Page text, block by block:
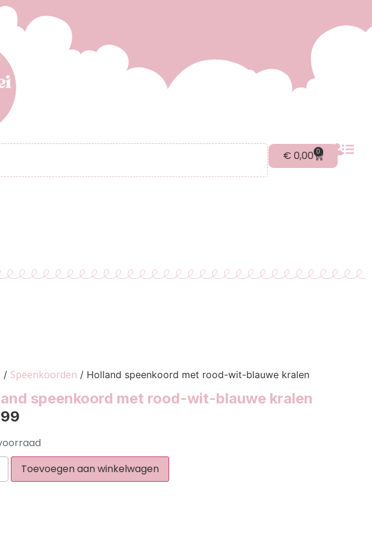
€ 0,00 0
/ Speenkoorden / Holland speenkoord met rood-wit-blauwe kralen
speenkoord met rood-wit-blauwe kralen
Toevoegen aan winkelwagen